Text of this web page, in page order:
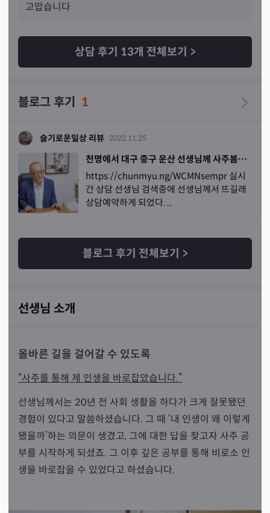
고맙습니다
상담 후기 13개 전체보기 >
블로그 후기 1
슬기로운일상 리뷰 2022.11.25
천명에서 대구 중구 운산 선생님께 사주봄~~^^
https://chunmyu.ng/WCMNsempr 실시
간 상담 선생님 검색중에 선생님께서 뜨길래
상담예약하게 되었다. ...
블로그 후기 전체보기 >
선생님 소개
올바른 길을 걸어갈 수 있도록
“사주를 통해 제 인생을 바로잡았습니다.”
선생님께서는 20년 전 사회 생활을 하다가 크게 잘못됐던
경험이 있다고 말씀하셨습니다. 그 때 ‘내 인생이 왜 이렇게
됐을까’하는 의문이 생겼고, 그에 대한 답을 찾고자 사주 공
부를 시작하게 되셨죠. 그 이후 깊은 공부를 통해 비로소 인
생을 바로잡을 수 있었다고 하셨습니다.